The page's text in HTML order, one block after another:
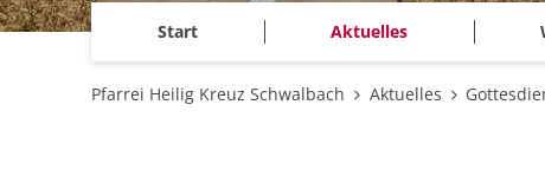
Start Aktuelles
Pfarrei Heilig Kreuz Schwalbach Aktuelles